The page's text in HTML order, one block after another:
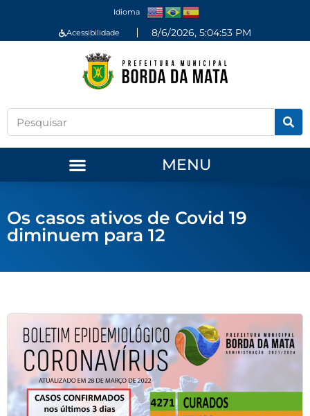
Idioma
Acessibilidade 8/6/2026, 5:04:53 PM
MENU
Os casos ativos de Covid 19
diminuem para 12